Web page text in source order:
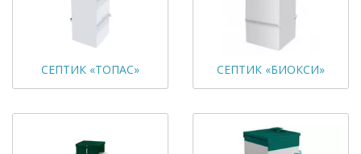
СЕПТИК «ТОПАС» СЕПТИК «БИОКСИ»